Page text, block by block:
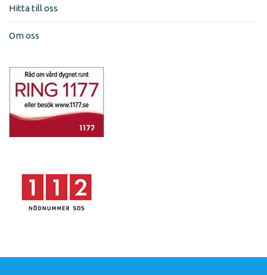
Hitta till oss
Om oss